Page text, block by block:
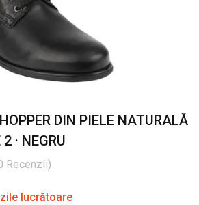
DIN PIELE NATURALĂ
· NEGRU
Recenzii)
lucrătoare